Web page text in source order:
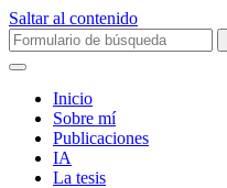
Saltar al contenido
Buscar:
Inicio
Sobre mí­
Publicaciones
IA
La tesis